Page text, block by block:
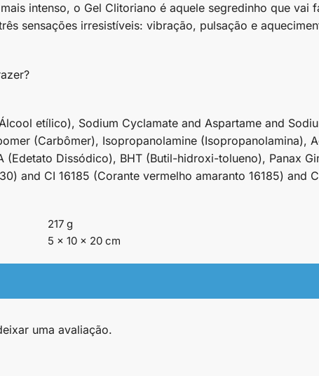
intenso, o Gel Clitoriano é aquele segredinho que
sensações irresistíveis: vibração, pulsação e
etílico), Sodium Cyclamate and Aspartame and
(Carbômer), Isopropanolamine (Isopropanolamina),
Dissódico), BHT (Butil-hidroxi-tolueno), Panax
and CI 16185 (Corante vermelho amaranto 16185) and
217 g
5 × 10 × 20 cm
uma avaliação.